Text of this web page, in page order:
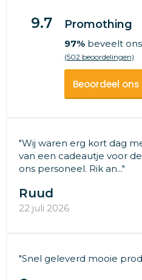
9.7 Promothing
97%beveelt ons
(502 beoordelingen)
Beoordeel ons
"Wij waren erg kort dag
van een cadeautje voor
ons personeel. Rik an..."
Ruud
22 juli 2026
"Snel geleverd mooie